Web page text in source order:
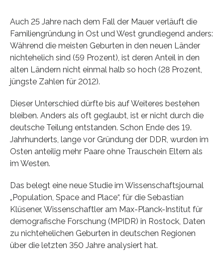
Auch 25 Jahre nach dem Fall der Mauer verläuft die
Familiengründung in Ost und West grundlegend anders:
Während die meisten Geburten in den neuen Länder
nichtehelich sind (59 Prozent), ist deren Anteil in den
alten Ländern nicht einmal halb so hoch (28 Prozent,
jüngste Zahlen für 2012).
Dieser Unterschied dürfte bis auf Weiteres bestehen
bleiben. Anders als oft geglaubt, ist er nicht durch die
deutsche Teilung entstanden. Schon Ende des 19.
Jahrhunderts, lange vor Gründung der DDR, wurden im
Osten anteilig mehr Paare ohne Trauschein Eltern als
im Westen.
Das belegt eine neue Studie im Wissenschaftsjournal
„Population, Space and Place“, für die Sebastian
Klüsener, Wissenschaftler am Max-Planck-Institut für
demografische Forschung (MPIDR) in Rostock, Daten
zu nichtehelichen Geburten in deutschen Regionen
über die letzten 350 Jahre analysiert hat.